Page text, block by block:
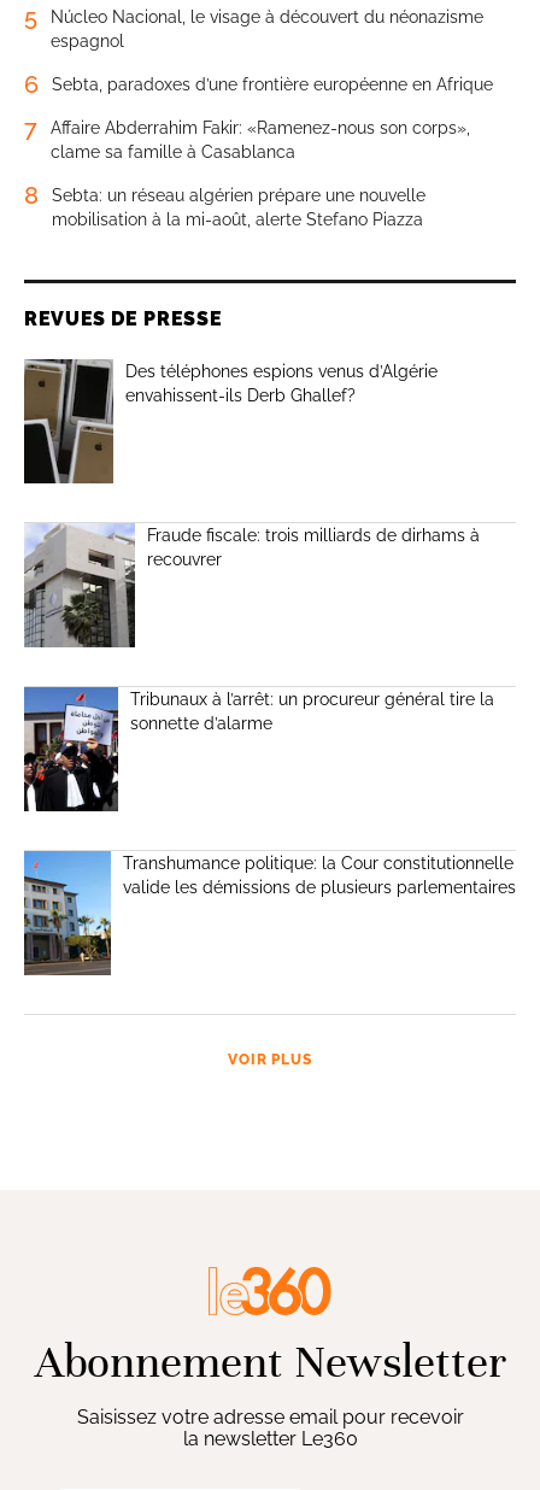
5
Núcleo Nacional, le visage à découvert du néonazisme
espagnol
6 Sebta, paradoxes d’une frontière européenne en Afrique
7
Affaire Abderrahim Fakir: «Ramenez-nous son corps»,
clame sa famille à Casablanca
8
Sebta: un réseau algérien prépare une nouvelle
mobilisation à la mi-août, alerte Stefano Piazza
REVUES DE PRESSE
Des téléphones espions venus d’Algérie
envahissent-ils Derb Ghallef?
Fraude fiscale: trois milliards de dirhams à
recouvrer
Tribunaux à l’arrêt: un procureur général tire la
sonnette d’alarme
Transhumance politique: la Cour constitutionnelle
valide les démissions de plusieurs parlementaires
VOIR PLUS
Abonnement Newsletter
Saisissez votre adresse email pour recevoir
la newsletter Le360